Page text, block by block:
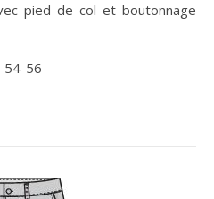
pied de col et boutonnage
54-56